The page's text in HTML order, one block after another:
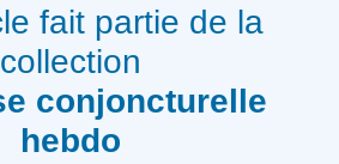
fait partie de la
collection
conjoncturelle
hebdo